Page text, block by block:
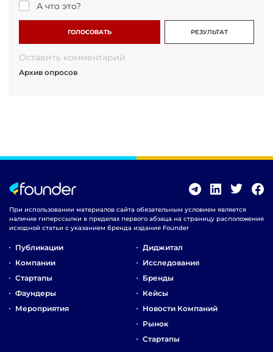
А что это?
ГОЛОСОВАТЬ РЕЗУЛЬТАТ
Оставить комментарий
Архив опросов
При использовании материалов сайта обязательным условием является
наличие гиперссылки в пределах первого абзаца на страницу расположения
исходной статьи с указанием бренда издания Founder
Публикации
Компании
Стартапы
Фаундеры
Мероприятия
Диджитал
Исследования
Бренды
Кейсы
Новости Компаний
Рынок
Стартапы